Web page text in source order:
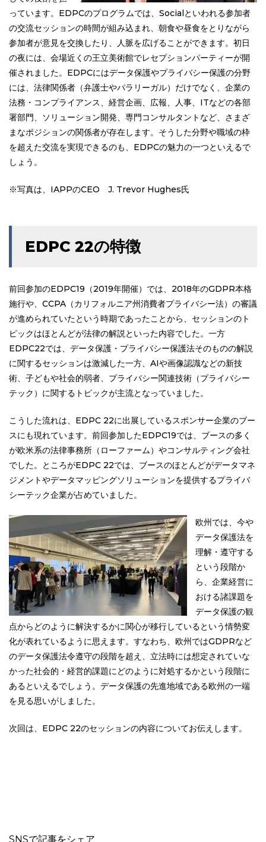
っています。EDPCのプログラムでは、Socialといわれる参加者
の交流セッションの時間が組み込まれ、朝食や昼食をとりながら
参加者が意見を交換したり、人脈を広げることができます。初日
の夜には、会場近くの王立美術館でレセプションパーティーが開
催されました。EDPCにはデータ保護やプライバシー保護の分野
には、法律関係者（弁護士やパラリーガル）だけでなく、企業の
法務・コンプライアンス、経営企画、広報、人事、ITなどの各部
署部門、ソリューション開発、専門コンサルタントなど、さまざ
まなポジションの関係者が存在します。そうした分野や職域の枠
を超えた交流を実現できるのも、EDPCの魅力の一つといえるで
しょう。
※写真は、IAPPのCEO J. Trevor Hughes氏
EDPC 22の特徴
前回参加のEDPC19（2019年開催）では、2018年のGDPR本格
施行や、CCPA（カリフォルニア州消費者プライバシー法）の審議
が進められていたという時期であったことから、セッションのト
ピックはほとんどが法律の解説といった内容でした。一方
EDPC22では、データ保護・プライバシー保護法そのものの解説
に関するセッションは激減した一方、AIや画像認識などの新技
術、子どもや社会的弱者、プライバシー関連技術（プライバシー
テック）に関するトピックが主流となっていました。
こうした流れは、EDPC 22に出展しているスポンサー企業のブー
スにも現れています。前回参加したEDPC19では、ブースの多く
が欧米系の法律事務所（ローファーム）やコンサルティング会社
でした。ところがEDPC 22では、ブースのほとんどがデータマネ
ジメントやデータマッピングソリューションを提供するプライバ
シーテック企業が占めていました。
欧州では、今や
データ保護法を
理解・遵守する
という段階か
ら、企業経営に
おける諸課題を
データ保護の観
点からどのように解決するかに関心が移行しているという情勢変
化が表れているように思えます。すなわち、欧州ではGDPRなど
のデータ保護法令遵守の段階を超え、立法時には想定されていな
かった社会的・経営的課題にどのように対処するかという段階に
あるといえるでしょう。データ保護の先進地域である欧州の一端
を見る思いがしました。
次回は、EDPC 22のセッションの内容についてお伝えします。
SNSで記事をシェア